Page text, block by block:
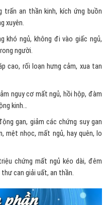
trấn an thần kinh, kích ứng buồn
xuyên.
ngủ, không đi vào giấc ngủ,
người.
cao, rối loạn hưng cảm, xua tan
nguy cơ mất ngủ, hồi hộp, đàm
kinh…
gan, giảm các chứng suy gan
mệt nhọc, mất ngủ, hay quên, lo
chứng mất ngủ kéo dài, đêm
can giải uất, an thần.